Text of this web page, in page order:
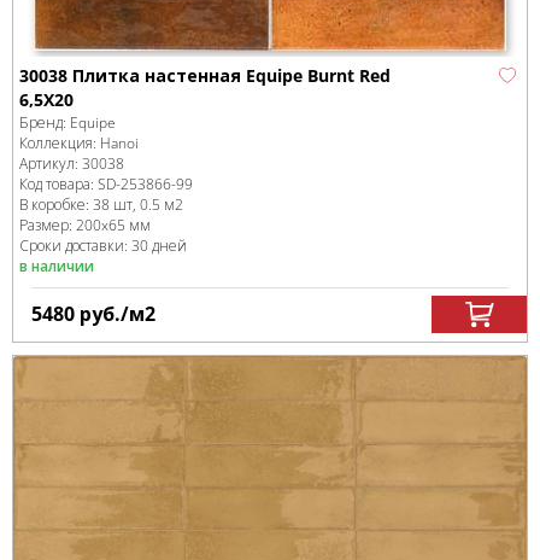
30038 Плитка настенная Equipe Burnt Red
6,5X20
Бренд: Equipe
Коллекция: Hanoi
Артикул: 30038
Код товара: SD-253866-99
В коробке: 38 шт, 0.5 м2
Размер: 200x65 мм
Сроки доставки: 30 дней
в наличии
5480 руб./м2